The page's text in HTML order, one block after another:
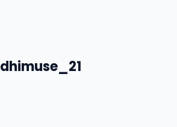
dhimuse_21